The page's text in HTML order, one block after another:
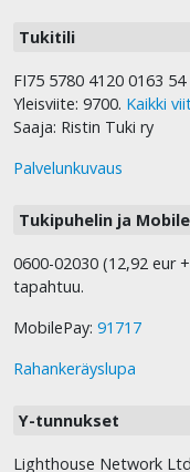
Tukitili
FI75 5780 4120 0163 54
Yleisviite: 9700. Kaikki
Saaja: Ristin Tuki ry
Palvelunkuvaus
Tukipuhelin ja
0600-02030 (12,92 eur
tapahtuu.
MobilePay: 91717
Rahankeräyslupa
Y-tunnukset
Lighthouse Network